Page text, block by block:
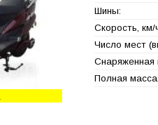
Шины:
Скорость, км/
Число мест
Снаряженная
Полная масса,